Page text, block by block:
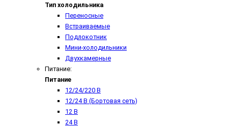
Тип холодильника
Переносные
Встраиваемые
Подлокотник
Мини-холодильники
Двухкамерные
Питание:
Питание
12/24/220 В
12/24 В (Бортовая сеть)
12 В
24 В